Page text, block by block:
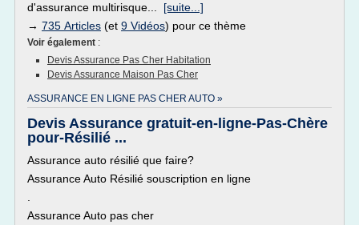
d'assurance multirisque... [suite...]
→ 735 Articles (et 9 Vidéos) pour ce thème
Voir également :
Devis Assurance Pas Cher Habitation
Devis Assurance Maison Pas Cher
ASSURANCE EN LIGNE PAS CHER AUTO »
Devis Assurance gratuit-en-ligne-Pas-Chère
pour-Résilié ...
Assurance auto résilié que faire?
Assurance Auto Résilié souscription en ligne
Assurance Auto pas cher